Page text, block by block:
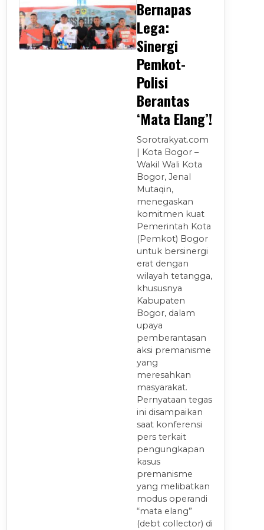
Bernapas
Lega:
Sinergi
Pemkot-
Polisi
Berantas
‘Mata Elang’!
Sorotrakyat.com
| Kota Bogor –
Wakil Wali Kota
Bogor, Jenal
Mutaqin,
menegaskan
komitmen kuat
Pemerintah Kota
(Pemkot) Bogor
untuk bersinergi
erat dengan
wilayah tetangga,
khususnya
Kabupaten
Bogor, dalam
upaya
pemberantasan
aksi premanisme
yang
meresahkan
masyarakat.
Pernyataan tegas
ini disampaikan
saat konferensi
pers terkait
pengungkapan
kasus
premanisme
yang melibatkan
modus operandi
“mata elang”
(debt collector) di